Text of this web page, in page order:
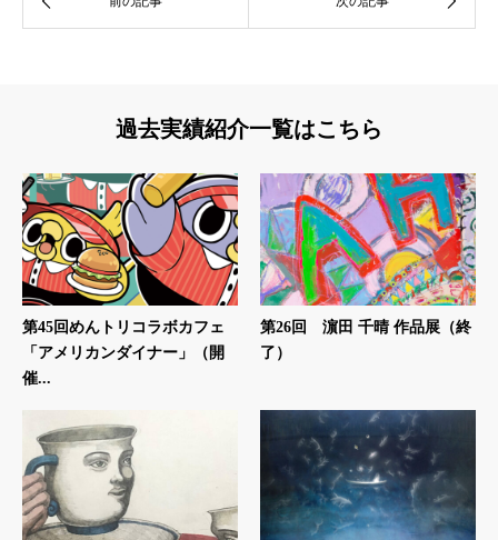
過去実績紹介一覧はこちら
第45回めんトリコラボカフェ
「アメリカンダイナー」（開
催...
第26回 濵田 千晴 作品展（終
了）